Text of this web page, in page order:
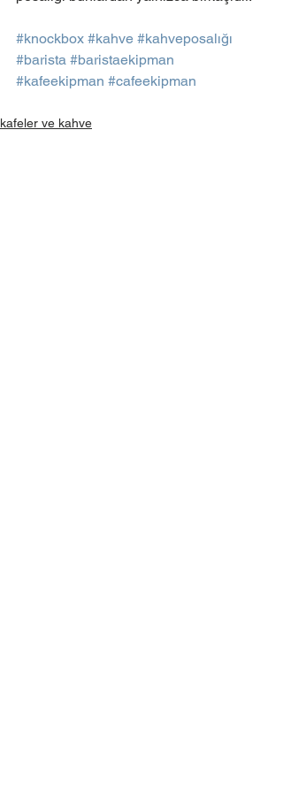
#knockbox #kahve #kahveposalığı
#barista #baristaekipman
#kafeekipman #cafeekipman
kafeler ve kahve